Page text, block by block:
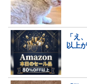
「え
以上